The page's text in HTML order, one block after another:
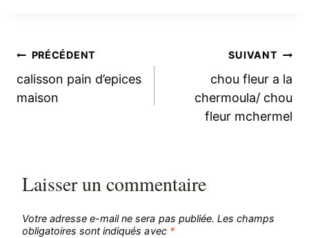
Navigation
de
PRÉCÉDENT
calisson pain d’epices
maison
SUIVANT
chou fleur a la
chermoula/ chou
fleur mchermel
Laisser un commentaire
Votre adresse e-mail ne sera pas publiée. Les champs
obligatoires sont indiqués avec *